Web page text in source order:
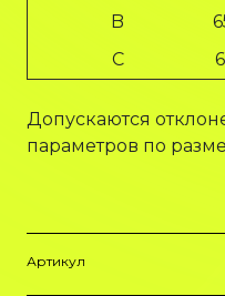
B
C
Допускаются
параметров по
Артикул